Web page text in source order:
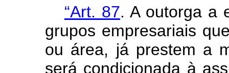
“Art. 87. A outorga a
grupos empresariais
ou área, já prestem a
será condicionada à